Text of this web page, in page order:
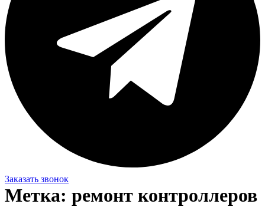
Заказать звонок
Метка: ремонт контроллеров